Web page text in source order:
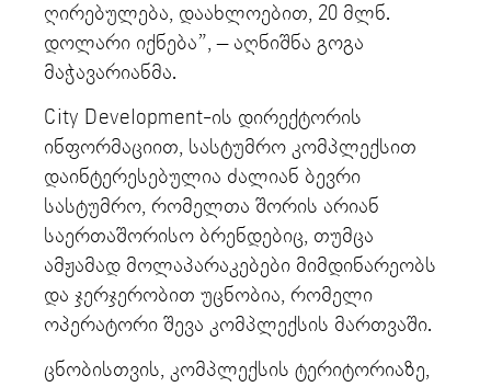
ღირებულება, დაახლოებით, 20 მლნ.
დოლარი იქნება”, – აღნიშნა გოგა
მაჭავარიანმა.
City Development-ის დირექტორის
ინფორმაციით, სასტუმრო კომპლექსით
დაინტერესებულია ძალიან ბევრი
სასტუმრო, რომელთა შორის არიან
საერთაშორისო ბრენდებიც, თუმცა
ამჟამად მოლაპარაკებები მიმდინარეობს
და ჯერჯერობით უცნობია, რომელი
ოპერატორი შევა კომპლექსის მართვაში.
ცნობისთვის, კომპლექსის ტერიტორიაზე,